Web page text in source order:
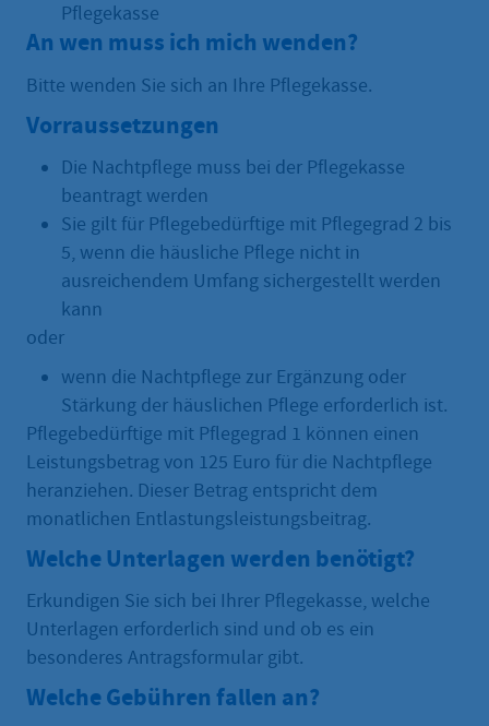
Pflegekasse
An wen muss ich mich wenden?
Bitte wenden Sie sich an Ihre Pflegekasse.
Vorraussetzungen
Die Nachtpflege muss bei der Pflegekasse
beantragt werden
Sie gilt für Pflegebedürftige mit Pflegegrad 2 bis
5, wenn die häusliche Pflege nicht in
ausreichendem Umfang sichergestellt werden
kann
oder
wenn die Nachtpflege zur Ergänzung oder
Stärkung der häuslichen Pflege erforderlich ist.
Pflegebedürftige mit Pflegegrad 1 können einen
Leistungsbetrag von 125 Euro für die Nachtpflege
heranziehen. Dieser Betrag entspricht dem
monatlichen Entlastungsleistungsbeitrag.
Welche Unterlagen werden benötigt?
Erkundigen Sie sich bei Ihrer Pflegekasse, welche
Unterlagen erforderlich sind und ob es ein
besonderes Antragsformular gibt.
Welche Gebühren fallen an?